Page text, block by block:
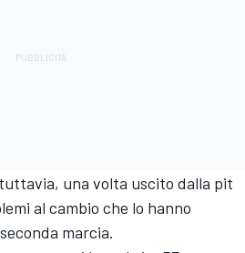
una volta uscito dalla pit
al cambio che lo hanno
marcia.